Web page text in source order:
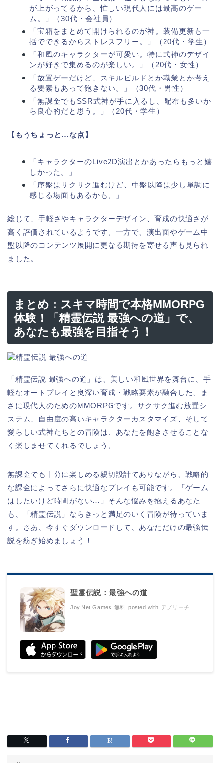
が上がってるから、忙しい現代人には最高のゲー
ム。」（30代・会社員）
「宝箱をまとめて開けられるのが神。装備更新も一
括でできるからストレスフリー。」（20代・学生）
「和風のキャラクターが可愛い。特に式神のデザイ
ンが好きで集めるのが楽しい。」（20代・女性）
「放置ゲーだけど、スキルビルドとか職業とか考え
る要素もあって飽きない。」（30代・男性）
「無課金でもSSR式神が手に入るし、配布も多いか
ら良心的だと思う。」（20代・学生）
【もうちょっと…な点】
「キャラクターのLive2D演出とかあったらもっと嬉
しかった。」
「序盤はサクサク進むけど、中盤以降は少し単調に
感じる場面もあるかも。」
総じて、手軽さやキャラクターデザイン、育成の快適さが
高く評価されているようです。一方で、演出面やゲーム中
盤以降のコンテンツ展開に更なる期待を寄せる声も見られ
ました。
まとめ：スキマ時間で本格MMORPG
体験！「精霊伝説 最強への道」で、
あなたも最強を目指そう！
「精霊伝説 最強への道」は、美しい和風世界を舞台に、手
軽なオートプレイと奥深い育成・戦略要素が融合した、ま
さに現代人のためのMMORPGです。サクサク進む放置シ
ステム、自由度の高いキャラクターカスタマイズ、そして
愛らしい式神たちとの冒険は、あなたを飽きさせることな
く楽しませてくれるでしょう。
無課金でも十分に楽しめる親切設計でありながら、戦略的
な課金によってさらに快適なプレイも可能です。「ゲーム
はしたいけど時間がない…」そんな悩みを抱えるあなた
も、「精霊伝説」ならきっと満足のいく冒険が待っていま
す。さあ、今すぐダウンロードして、あなただけの最強伝
説を紡ぎ始めましょう！
聖霊伝説：最強への道
Joy Net Games 無料 posted with アプリーチ